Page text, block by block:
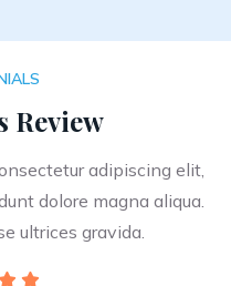
Review
adipiscing elit,
dolore magna aliqua.
ultrices gravida.